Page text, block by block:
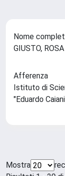
Nome
GIUSTO,
Afferenza
Istituto di
"Eduardo
Mostra